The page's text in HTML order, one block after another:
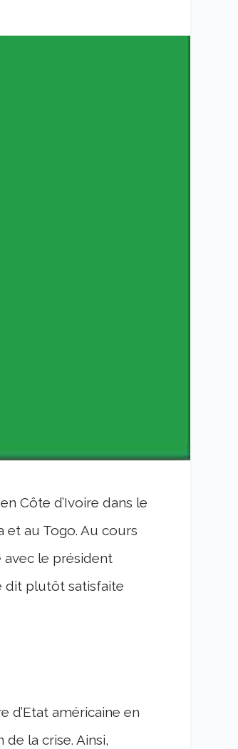
Côte d’Ivoire dans le
et au Togo. Au cours
avec le président
dit plutôt satisfaite
d’Etat américaine en
la crise. Ainsi,